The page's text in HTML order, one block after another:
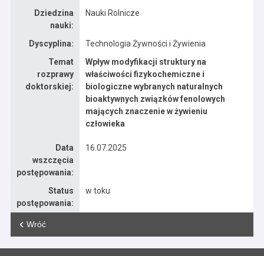
Dziedzina
nauki:
Nauki Rolnicze
Dyscyplina:
Technologia Żywności i Żywienia
Temat
rozprawy
doktorskiej:
Wpływ modyfikacji struktury na
właściwości fizykochemiczne i
biologiczne wybranych naturalnych
bioaktywnych związków fenolowych
mających znaczenie w żywieniu
człowieka
Data
wszczęcia
postępowania:
16.07.2025
Status
postępowania:
w toku
Wróć